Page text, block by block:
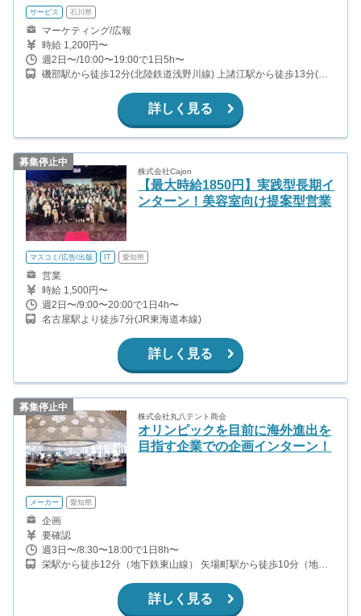
サービス 石川県
マーケティング/広報
時給 1,200円〜
週2日〜/10:00〜19:00で1日5h〜
磯部駅から徒歩12分(北陸鉄道浅野川線) 上諸江駅から徒歩13分(北
詳しく見る
募集停止中
株式会社Cajon
【最大時給1850円】実践型長期イ
ンターン！美容室向け提案型営業
マスコミ/広告/出版 IT 愛知県
営業
時給 1,500円〜
週2日〜/9:00〜20:00で1日4h〜
名古屋駅より徒歩7分(JR東海道本線)
詳しく見る
募集停止中
株式会社丸八テント商会
オリンピックを目前に海外進出を
目指す企業での企画インターン！
メーカー 愛知県
企画
要確認
週3日〜/8:30〜18:00で1日8h〜
栄駅から徒歩12分（地下鉄東山線） 矢場町駅から徒歩10分（地下
詳しく見る